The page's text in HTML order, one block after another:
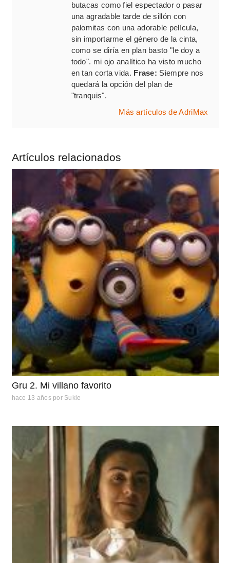
butacas como fiel espectador o pasar
una agradable tarde de sillón con
palomitas con una adorable película,
sin importarme el género de la cinta,
como se diría en plan basto "le doy a
todo". mi ojo analítico ha visto mucho
en tan corta vida. Frase: Siempre nos
quedará la opción del plan de
"tranquis".
Más artículos de AdriMax
Artículos relacionados
Gru 2. Mi villano favorito
hace 13 años por Sukie